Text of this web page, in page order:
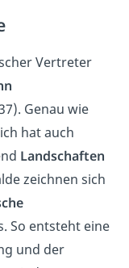
Vertreter
Genau wie
hat auch
Landschaften
zeichnen sich
So entsteht eine
und der